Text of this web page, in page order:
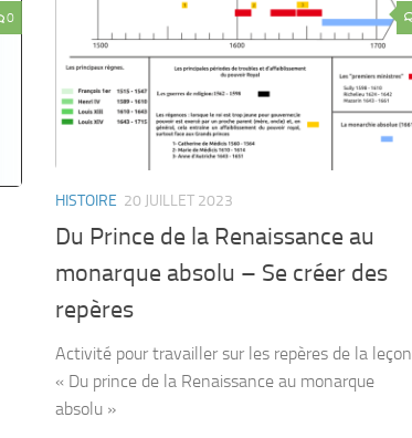
0
HISTOIRE 20 JUILLET 2023
Du Prince de la Renaissance au
monarque absolu – Se créer des
repères
Activité pour travailler sur les repères de la leçon
« Du prince de la Renaissance au monarque
absolu »